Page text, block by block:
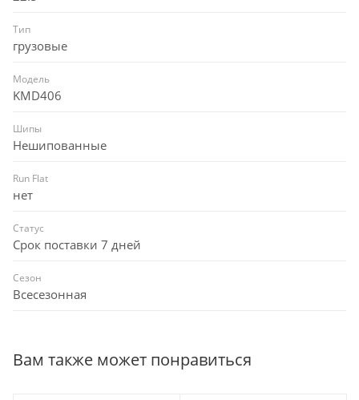
Тип
грузовые
Модель
KMD406
Шипы
Нешипованные
Run Flat
нет
Статус
Срок поставки 7 дней
Сезон
Всесезонная
Вам также может понравиться